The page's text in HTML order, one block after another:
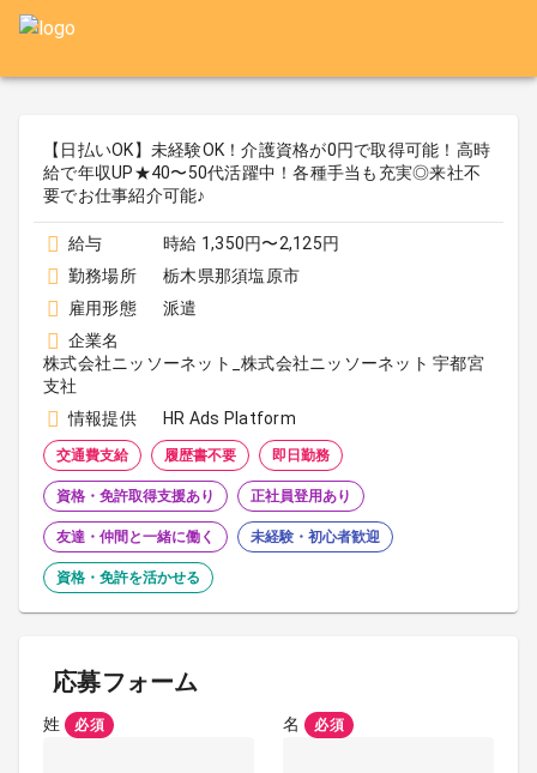
【日払いOK】未経験OK！介護資格が0円で取得可能！高時
給で年収UP★40〜50代活躍中！各種手当も充実◎来社不
要でお仕事紹介可能♪
給与
時給 1,350円〜2,125円
勤務場所
栃木県那須塩原市
雇用形態
派遣
企業名
株式会社ニッソーネット_株式会社ニッソーネット 宇都宮
支社
情報提供
HR Ads Platform
交通費支給 履歴書不要 即日勤務
資格・免許取得支援あり 正社員登用あり
友達・仲間と一緒に働く 未経験・初心者歓迎
資格・免許を活かせる
応募フォーム
姓 必須 名 必須